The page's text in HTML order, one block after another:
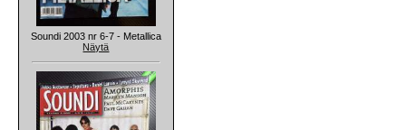
Soundi 2003 nr 6-7 - Metallica
Näytä